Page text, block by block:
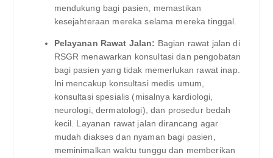
mendukung bagi pasien, memastikan
kesejahteraan mereka selama mereka tinggal.
Pelayanan Rawat Jalan: Bagian rawat jalan di
RSGR menawarkan konsultasi dan pengobatan
bagi pasien yang tidak memerlukan rawat inap.
Ini mencakup konsultasi medis umum,
konsultasi spesialis (misalnya kardiologi,
neurologi, dermatologi), dan prosedur bedah
kecil. Layanan rawat jalan dirancang agar
mudah diakses dan nyaman bagi pasien,
meminimalkan waktu tunggu dan memberikan